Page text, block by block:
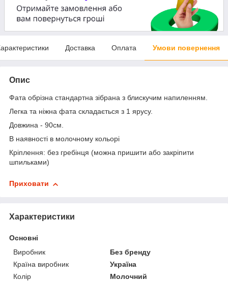
Доставка Оплата Умови повернення
Опис
Фата обрізна стандартна зібрана з блискучим напиленням.
Легка та ніжна фата складається з 1 ярусу.
Довжина - 90см.
В наявності в молочному кольорі
Кріплення: без гребінця (можна пришити або закріпити
шпильками)
Приховати
Характеристики
Основні
Виробник
Без бренду
Країна виробник
Україна
Колір
Молочний